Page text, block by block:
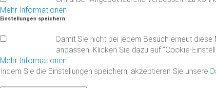
Mehr Informationen
Einstellungen speichern
Damit Sie nicht bei jedem Besuch erneut
anpassen. Klicken Sie dazu auf "Cookie-
Mehr Informationen
Indem Sie die Einstellungen speichern, akzeptieren Sie unsere